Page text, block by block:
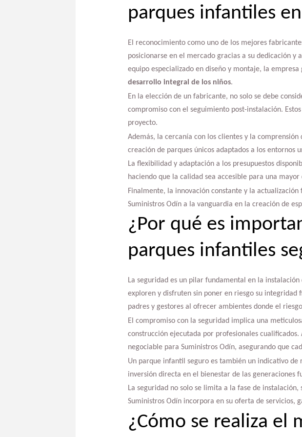
parques infantiles
El reconocimiento como uno de los mejores
posicionarse en el mercado gracias a su dedicación
equipo especializado en diseño y montaje, la
desarrollo integral de los niños.
En la elección de un fabricante, no solo se debe
compromiso con el seguimiento post-instalación.
proyecto.
Además, la cercanía con los clientes y la
creación de parques únicos adaptados a los entornos
La flexibilidad y adaptación a los presupuestos
haciendo que la calidad sea accesible para una
Finalmente, la innovación constante y la
Suministros Odín a la vanguardia en la creación de
¿Por qué es
parques infantiles
La seguridad es un pilar fundamental en la
exploren y disfruten sin poner en riesgo su integridad
padres y gestores al ofrecer ambientes donde el
El compromiso con la seguridad implica una
construcción ejecutada por profesionales
negociable para Suministros Odín, asegurando que
Un parque infantil seguro es también un indicativo de
inversión directa en el bienestar de las generaciones
La seguridad no solo se limita a la fase de
Suministros Odín incorpora en su oferta de servicios,
¿Cómo se realiza el